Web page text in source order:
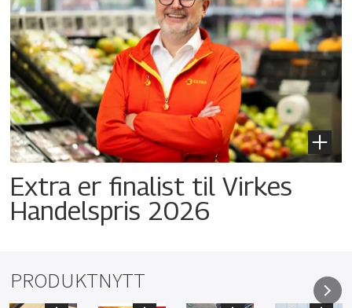
Extra er finalist til Virkes
Handelspris 2026
PRODUKTNYTT